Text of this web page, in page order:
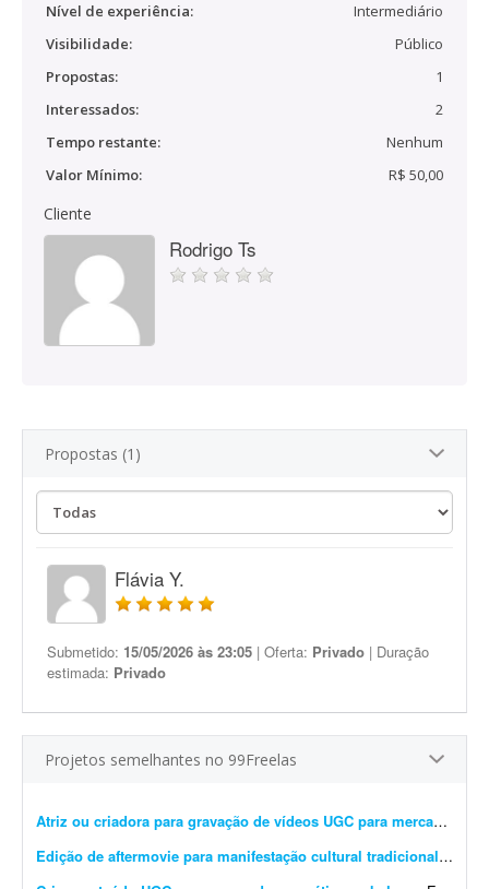
Nível de experiência:
Intermediário
Visibilidade:
Público
Propostas:
1
Interessados:
2
Tempo restante:
Nenhum
Valor Mínimo:
R$ 50,00
Cliente
Rodrigo Ts
Propostas (1)
Flávia Y.
Submetido: 15/05/2026 às 23:05 | Oferta: Privado | Duração
estimada: Privado
Projetos semelhantes no 99Freelas
Atriz ou criadora para gravação de vídeos UGC para mercado imobiliário
Edição de aftermovie para manifestação cultural tradicional
-